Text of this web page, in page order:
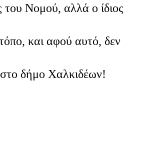
του Νομού, αλλά ο ίδιος
και αφού αυτό, δεν
δήμο Χαλκιδέων!